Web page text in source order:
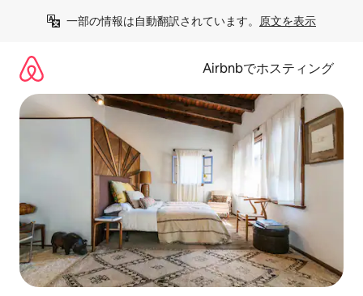
一部の情報は自動翻訳されています。 原文を表示
Airbnbでホスティング